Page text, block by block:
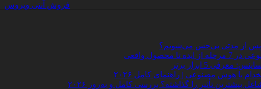
فروش آنتی ویروس
پس از مدتی بی‌حس می‌شویم؟
واقعی
5 ابزار برتر
با هوش مصنوعی | راهنمای کامل ۲۰۲۶
تأثیر را گذاشته؟ بررسی کامل و به‌روز ۲۰۲۶